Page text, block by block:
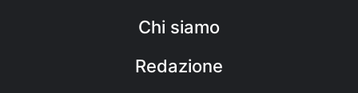
Chi siamo
Redazione